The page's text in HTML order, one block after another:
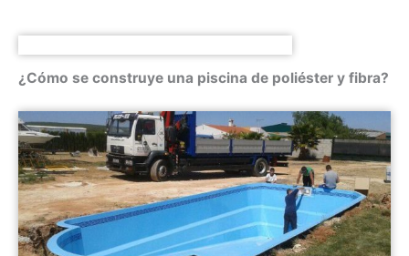
¿Cómo se construye una piscina de poliéster y fibra?